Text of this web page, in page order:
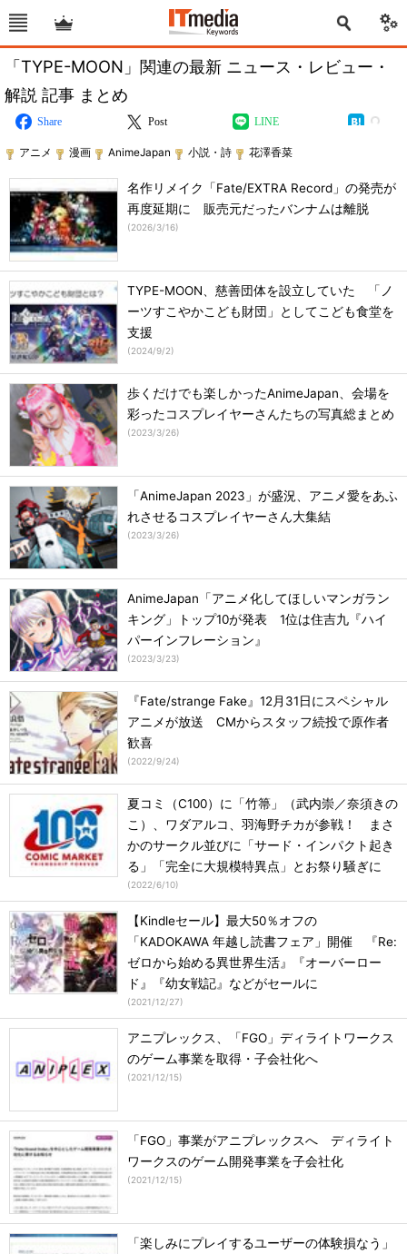
「TYPE-MOON」関連の最新 ニュース・レビュー・
解説 記事 まとめ
Share Post LINE
アニメ 漫画 AnimeJapan 小説・詩 花澤香菜
名作リメイク「Fate/EXTRA Record」の発売が
再度延期に 販売元だったバンナムは離脱
(2026/3/16)
TYPE-MOON、慈善団体を設立していた 「ノ
ーツすこやかこども財団」としてこども食堂を
支援
(2024/9/2)
歩くだけでも楽しかったAnimeJapan、会場を
彩ったコスプレイヤーさんたちの写真総まとめ
(2023/3/26)
「AnimeJapan 2023」が盛況、アニメ愛をあふ
れさせるコスプレイヤーさん大集結
(2023/3/26)
AnimeJapan「アニメ化してほしいマンガラン
キング」トップ10が発表 1位は住吉九『ハイ
パーインフレーション』
(2023/3/23)
『Fate/strange Fake』12月31日にスペシャル
アニメが放送 CMからスタッフ続投で原作者
歓喜
(2022/9/24)
夏コミ（C100）に「竹箒」（武内崇／奈須きの
こ）、ワダアルコ、羽海野チカが参戦！ まさ
かのサークル並びに「サード・インパクト起き
る」「完全に大規模特異点」とお祭り騒ぎに
(2022/6/10)
【Kindleセール】最大50％オフの
「KADOKAWA 年越し読書フェア」開催 『Re:
ゼロから始める異世界生活』『オーバーロー
ド』『幼女戦記』などがセールに
(2021/12/27)
アニプレックス、「FGO」ディライトワークス
のゲーム事業を取得・子会社化へ
(2021/12/15)
「FGO」事業がアニプレックスへ ディライト
ワークスのゲーム開発事業を子会社化
(2021/12/15)
「楽しみにプレイするユーザーの体験損なう」